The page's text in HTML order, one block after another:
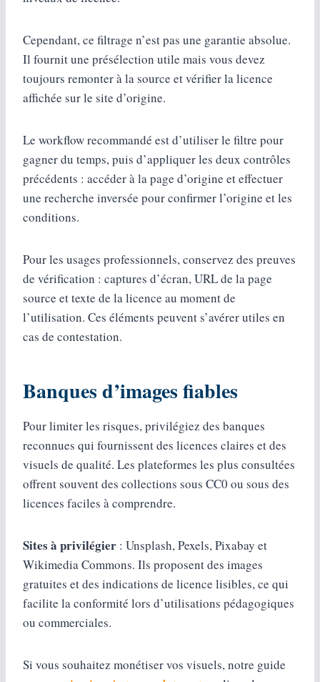
Cependant, ce filtrage n’est pas une garantie absolue.
Il fournit une présélection utile mais vous devez
toujours remonter à la source et vérifier la licence
affichée sur le site d’origine.
Le workflow recommandé est d’utiliser le filtre pour
gagner du temps, puis d’appliquer les deux contrôles
précédents : accéder à la page d’origine et effectuer
une recherche inversée pour confirmer l’origine et les
conditions.
Pour les usages professionnels, conservez des preuves
de vérification : captures d’écran, URL de la page
source et texte de la licence au moment de
l’utilisation. Ces éléments peuvent s’avérer utiles en
cas de contestation.
Banques d’images fiables
Pour limiter les risques, privilégiez des banques
reconnues qui fournissent des licences claires et des
visuels de qualité. Les plateformes les plus consultées
offrent souvent des collections sous CC0 ou sous des
licences faciles à comprendre.
Sites à privilégier : Unsplash, Pexels, Pixabay et
Wikimedia Commons. Ils proposent des images
gratuites et des indications de licence lisibles, ce qui
facilite la conformité lors d’utilisations pédagogiques
ou commerciales.
Si vous souhaitez monétiser vos visuels, notre guide